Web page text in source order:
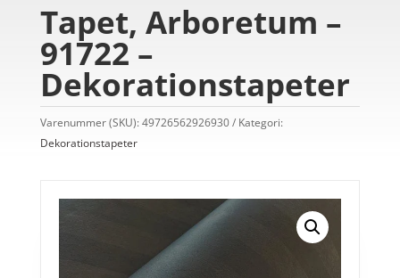
Tapet, Arboretum –
91722 –
Dekorationstapeter
Varenummer (SKU):49726562926930
Kategori:
Dekorationstapeter